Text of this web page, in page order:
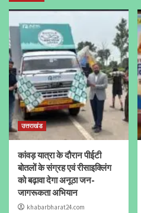
उत्तराखंड
कांवड़ यात्रा के दौरान पीईटी
बोतलों के संग्रह एवं रीसाइक्लिंग
को बढ़ावा देगा अनूठा जन-
जागरूकता अभियान
khabarbharat24.com